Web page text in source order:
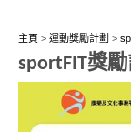
主頁 > 運動獎勵計劃 >
sportFIT獎